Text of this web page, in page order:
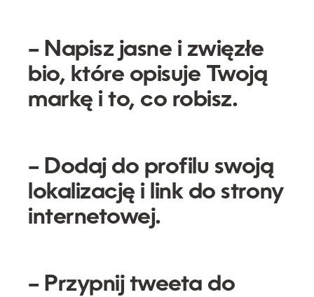
– Napisz jasne i zwięzłe
bio, które opisuje Twoją
markę i to, co robisz.
– Dodaj do profilu swoją
lokalizację i link do strony
internetowej.
– Przypnij tweeta do